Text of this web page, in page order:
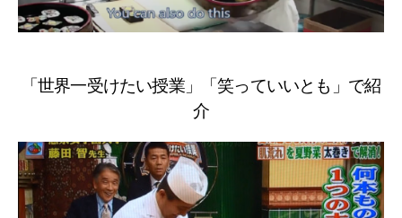
「世界一受けたい授業」「笑っていいとも」で紹
介